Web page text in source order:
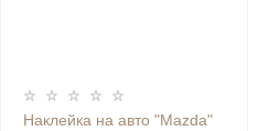
Наклейка на авто "Mazda"